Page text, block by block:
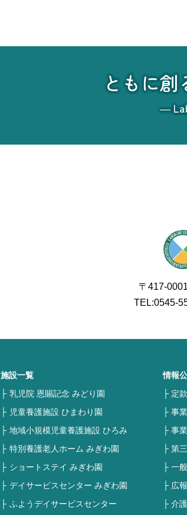
ともに創
―
〒417-
TEL:0545-
施設一覧
乳児院 恩賜記念 みどり園
児童養護施設 ひまわり園
地域小規模児童養護施設 ひろみ
特別養護老人ホーム みぎわ園
ショートステイ みぎわ園
デイサービスセンター みぎわ園
ふようデイサービスセンター
情報
定
事
事
第
一
広
介